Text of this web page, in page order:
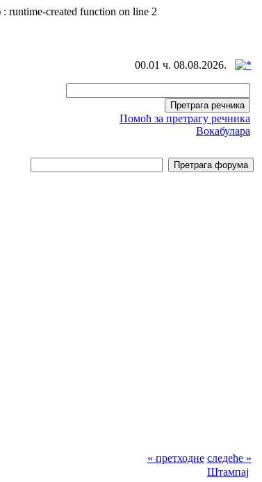
runtime-created function on line 2
00.01 ч. 08.08.2026.
Помоћ за претрагу речника
Вокабулара
« претходне следеће »
Штампај